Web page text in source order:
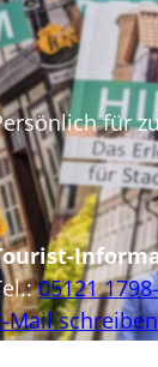
für
05121
Mail schreiben